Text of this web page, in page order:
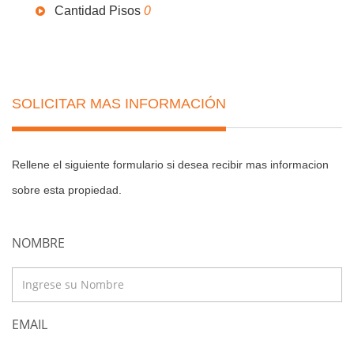
Cantidad Pisos 0
SOLICITAR MAS INFORMACIÓN
Rellene el siguiente formulario si desea recibir mas informacion
sobre esta propiedad.
NOMBRE
EMAIL